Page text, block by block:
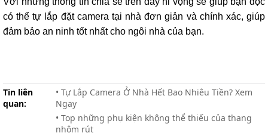
có thể tự lắp đặt camera tại nhà đơn giản và chính xác, giúp
đảm bảo an ninh tốt nhất cho ngôi nhà của bạn.
Tin liên
quan:
• Tự Lắp Camera Ở Nhà Hết Bao Nhiêu Tiền? Xem
Ngay
• Top những phụ kiện không thể thiếu của thang
nhôm rút